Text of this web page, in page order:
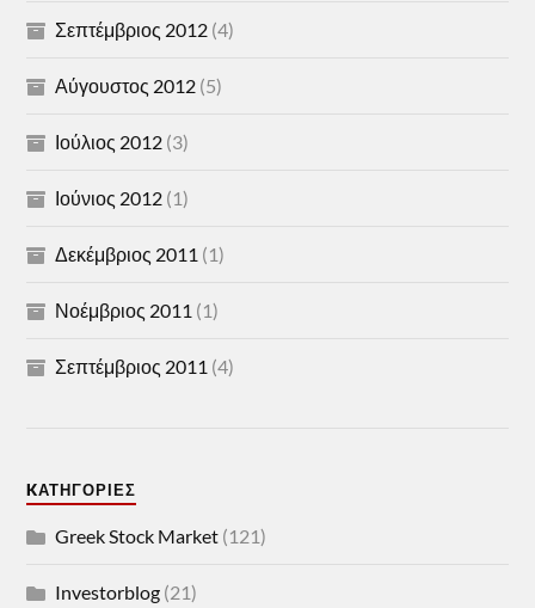
Σεπτέμβριος 2012 (4)
Αύγουστος 2012 (5)
Ιούλιος 2012 (3)
Ιούνιος 2012 (1)
Δεκέμβριος 2011 (1)
Νοέμβριος 2011 (1)
Σεπτέμβριος 2011 (4)
KΑΤΗΓΟΡΊΕΣ
Greek Stock Market (121)
Investorblog (21)